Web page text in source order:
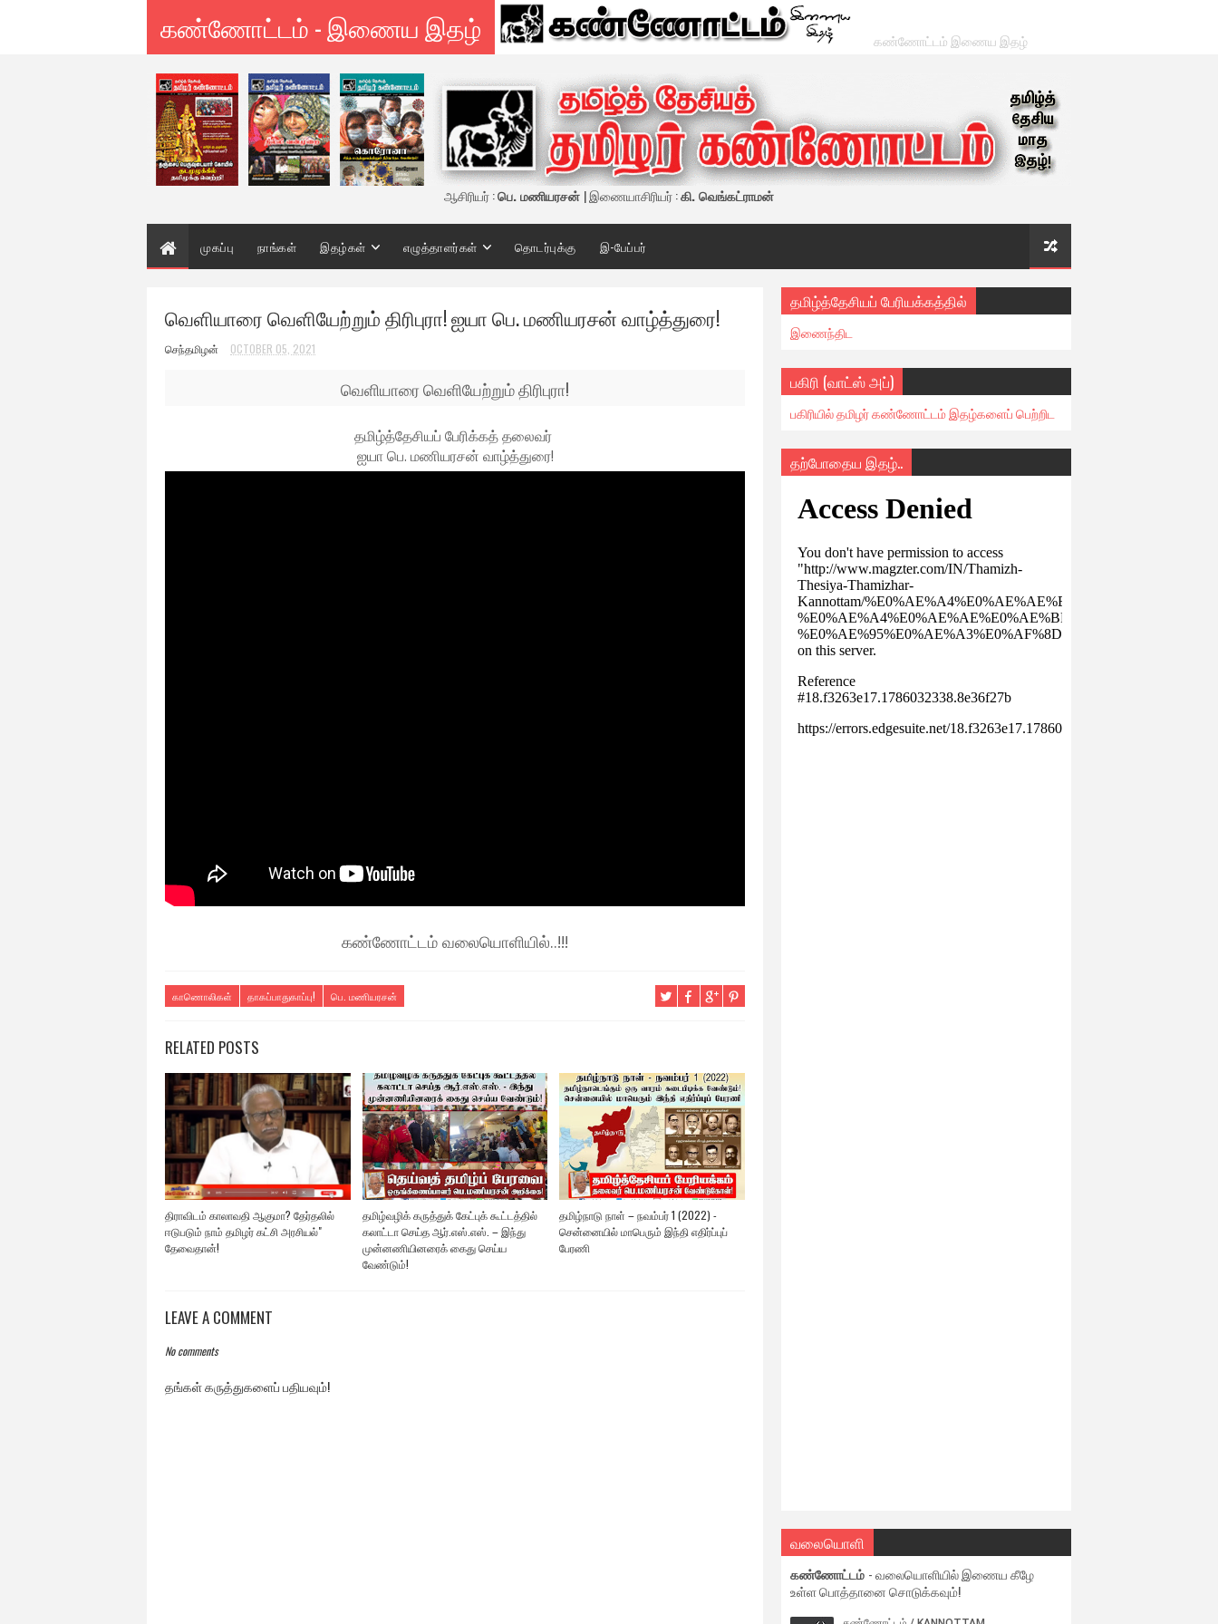
கண்ணோட்டம் - இணைய இதழ் கண்ணோட்டம் இணைய இதழ்
ஆசிரியர் :பெ. மணியரசன் | இணையாசிரியர் :கி. வெங்கட்ராமன்
முகப்பு நாங்கள் இதழ்கள் எழுத்தாளர்கள் தொடர்புக்கு இ-பேப்பர்
வெளியாரை வெளியேற்றும் திரிபுரா! ஐயா பெ. மணியரசன் வாழ்த்துரை!
செந்தமிழன் OCTOBER 05, 2021
வெளியாரை வெளியேற்றும் திரிபுரா!
தமிழ்த்தேசியப் பேரிக்கத் தலைவர்
ஐயா பெ. மணியரசன் வாழ்த்துரை!
கண்ணோட்டம் வலையொளியில்..!!!
காணொலிகள் தாகப்பாதுகாப்பு! பெ. மணியரசன்
RELATED POSTS
திராவிடம் காலாவதி ஆகுமா? தேர்தலில்
ஈடுபடும் நாம் தமிழர் கட்சி அரசியல்"
தேவைதான்!
தமிழ்வழிக் கருத்துக் கேட்புக் கூட்டத்தில்
கலாட்டா செய்த ஆர்.எஸ்.எஸ். – இந்து
முன்னணியினரைக் கைது செய்ய
வேண்டும்!
தமிழ்நாடு நாள் – நவம்பர் 1 (2022) -
சென்னையில் மாபெரும் இந்தி எதிர்ப்புப்
பேரணி
LEAVE A COMMENT
No comments
தங்கள் கருத்துகளைப் பதியவும்!
தமிழ்த்தேசியப் பேரியக்கத்தில்
இணைந்திட
பகிரி (வாட்ஸ் அப்)
பகிரியில் தமிழர் கண்ணோட்டம் இதழ்களைப் பெற்றிட
தற்போதைய இதழ்..
வலையொளி
கண்ணோட்டம் - வலையொளியில் இணைய கீழே
உள்ள பொத்தானை சொடுக்கவும்!